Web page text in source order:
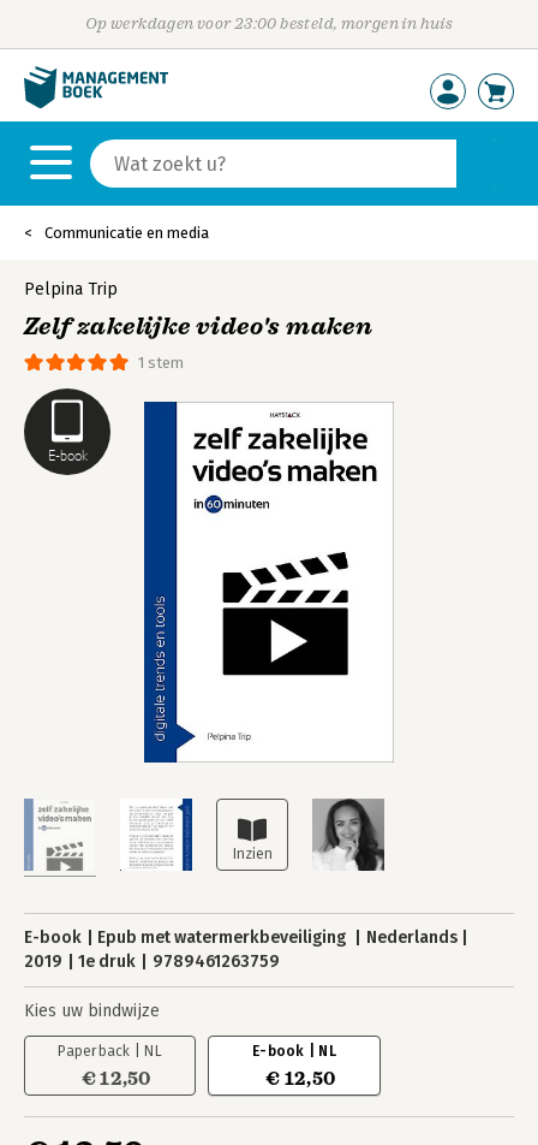
Op werkdagen voor 23:00 besteld, morgen in huis
Communicatie en media
E-book
1 stem
Pelpina Trip
Zelf zakelijke video's maken
E-book Epub met watermerkbeveiliging
Nederlands
2019
1e druk 9789461263759
Kies uw bindwijze
Paperback | NL
€ 12,50
E-book | NL
€ 12,50